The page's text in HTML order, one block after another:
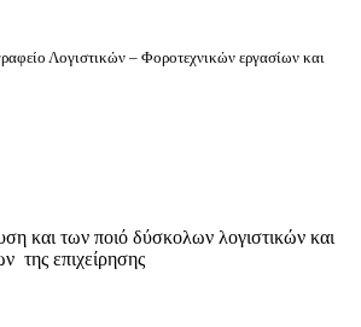
Λογιστικών – Φοροτεχνικών εργασίων και
και των ποιό δύσκολων λογιστικών και
της επιχείρησης